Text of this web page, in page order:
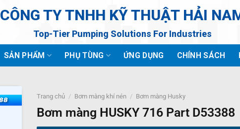
CÔNG TY TNHH KỸ THUẬT HẢI
Top-Tier Pumping Solutions For Industries
SẢN PHẨM PHỤ TÙNG ỨNG DỤNG CHÍNH SÁCH
Trang chủ / Bơm màng khí nén / Bơm màng Husky
Bơm màng HUSKY 716 Part D53388